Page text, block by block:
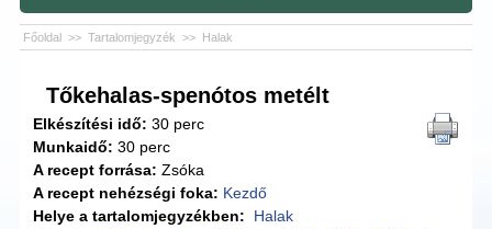
Főoldal >> Tartalomjegyzék >> Halak
Tőkehalas-spenótos metélt
Elkészítési idő: 30 perc
Munkaidő: 30 perc
A recept forrása: Zsóka
A recept nehézségi foka: Kezdő
Helye a tartalomjegyzékben:
Halak